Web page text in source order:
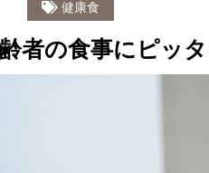
健康食
者の食事にピッ